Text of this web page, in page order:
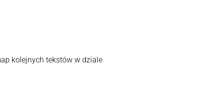
kolejnych tekstów w dziale